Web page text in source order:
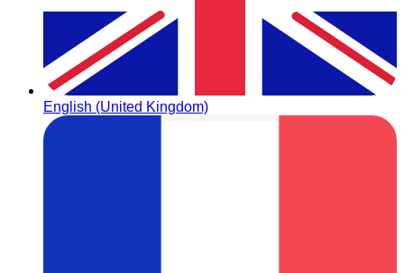
English (United Kingdom)